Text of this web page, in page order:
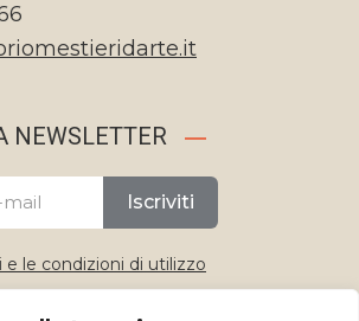
NEWSLETTER
Iscriviti
e le condizioni di utilizzo